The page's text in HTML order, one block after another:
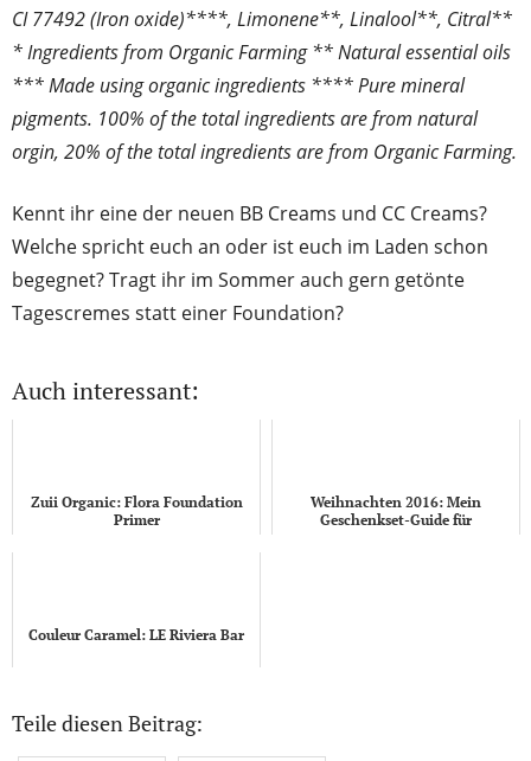
CI 77492 (Iron oxide)****, Limonene**, Linalool**, Citral**
* Ingredients from Organic Farming ** Natural essential oils
*** Made using organic ingredients **** Pure mineral
pigments. 100% of the total ingredients are from natural
orgin, 20% of the total ingredients are from Organic Farming.
Kennt ihr eine der neuen BB Creams und CC Creams?
Welche spricht euch an oder ist euch im Laden schon
begegnet? Tragt ihr im Sommer auch gern getönte
Tagescremes statt einer Foundation?
Auch interessant:
Zuii Organic: Flora Foundation
Primer
Weihnachten 2016: Mein
Geschenkset-Guide für
Couleur Caramel: LE Riviera Bar
Teile diesen Beitrag: